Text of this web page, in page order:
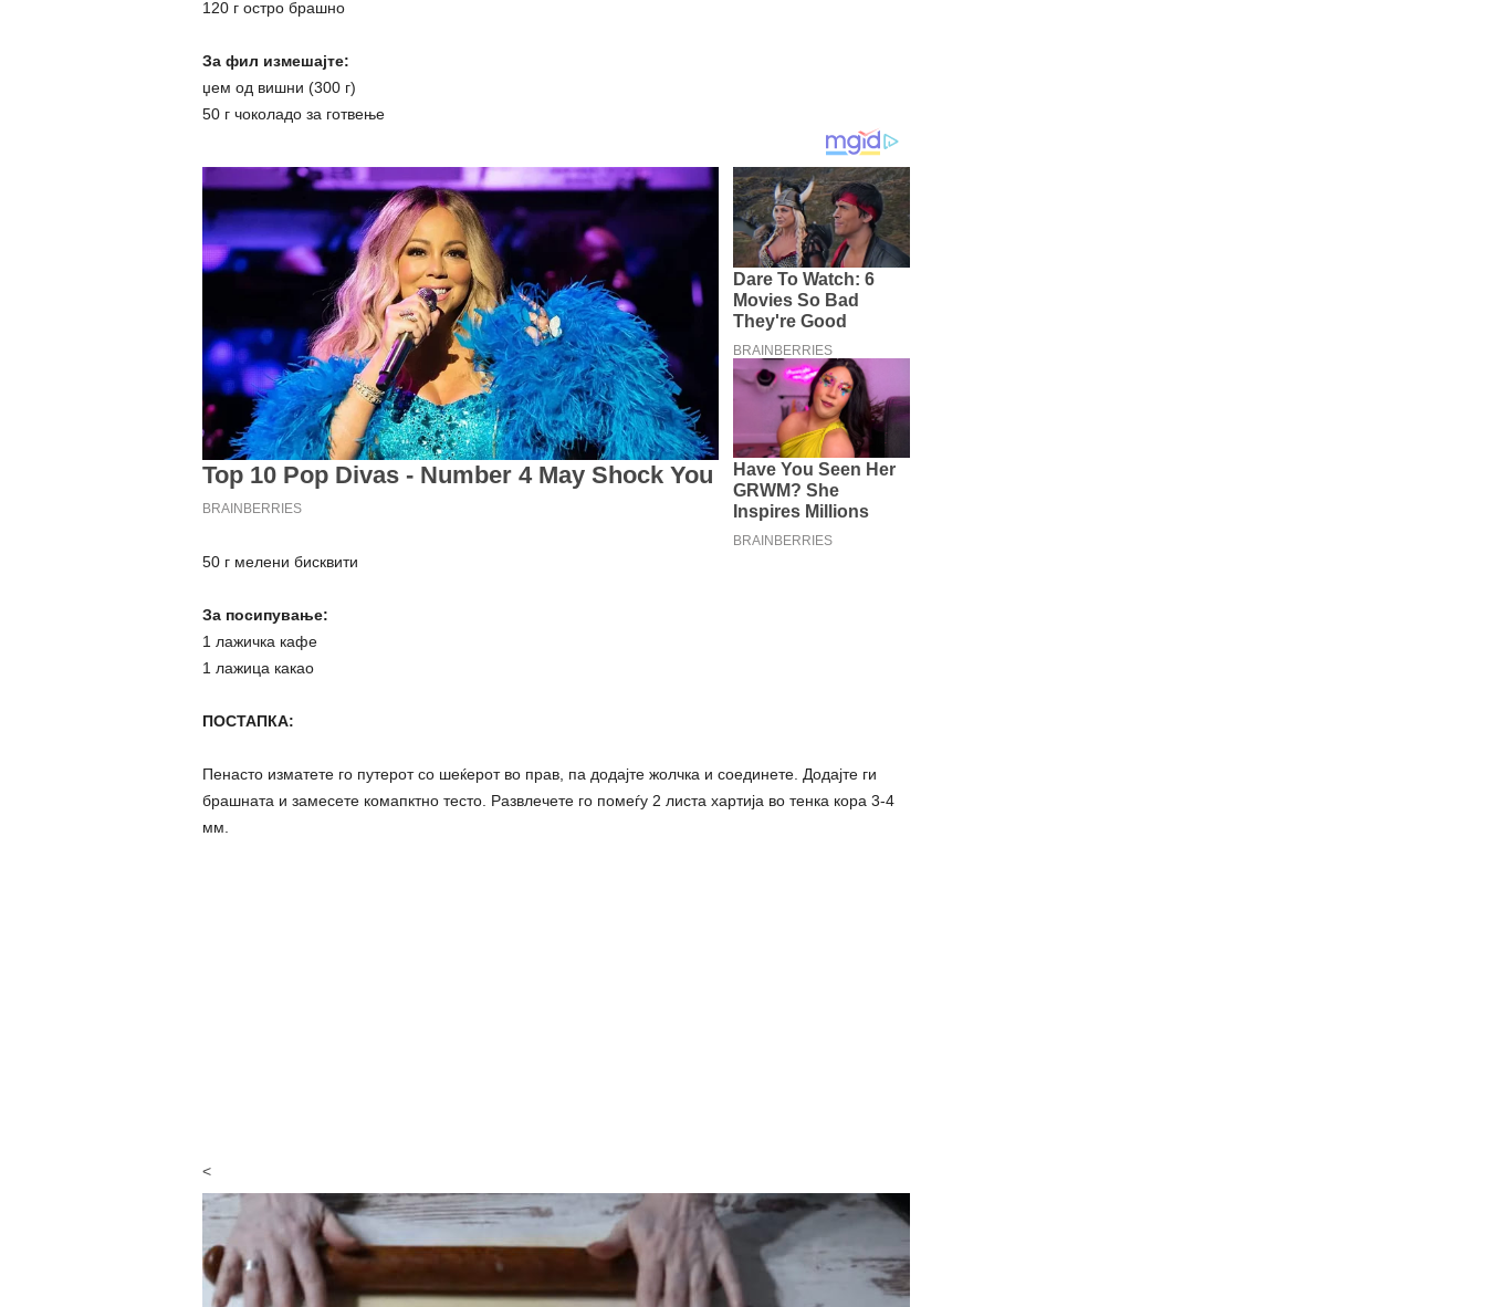
120 г остро брашно
За фил измешајте:
џем од вишни (300 г)
50 г чоколадо за готвење
50 г мелени бисквити
За посипување:
1 лажичка кафе
1 лажица какао
ПОСТАПКА:
Пенасто изматете го путерот со шеќерот во прав, па додајте жолчка и соединете. Додајте ги
брашната и замесете комапктно тесто. Развлечете го помеѓу 2 листа хартија во тенка кора 3-4
мм.
<